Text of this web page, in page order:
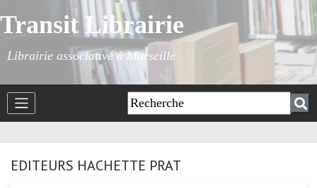
Transit Librairie
Librairie associative à Marseille
EDITEURS HACHETTE PRAT